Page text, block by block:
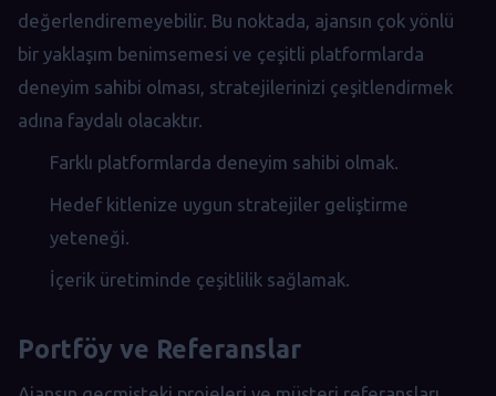
değerlendiremeyebilir. Bu noktada, ajansın çok yönlü
bir yaklaşım benimsemesi ve çeşitli platformlarda
deneyim sahibi olması, stratejilerinizi çeşitlendirmek
adına faydalı olacaktır.
Farklı platformlarda deneyim sahibi olmak.
Hedef kitlenize uygun stratejiler geliştirme
yeteneği.
İçerik üretiminde çeşitlilik sağlamak.
Portföy ve Referanslar